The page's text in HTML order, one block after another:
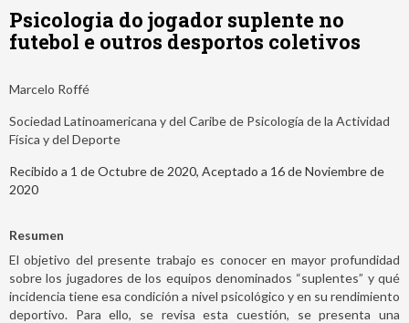
Psicologia do jogador suplente no
futebol e outros desportos coletivos
Marcelo Roffé
Sociedad Latinoamericana y del Caribe de Psicología de la Actividad
Física y del Deporte
Recibido a 1 de Octubre de 2020, Aceptado a 16 de Noviembre de
2020
Resumen
El objetivo del presente trabajo es conocer en mayor profundidad
sobre los jugadores de los equipos denominados “suplentes” y qué
incidencia tiene esa condición a nivel psicológico y en su rendimiento
deportivo. Para ello, se revisa esta cuestión, se presenta una